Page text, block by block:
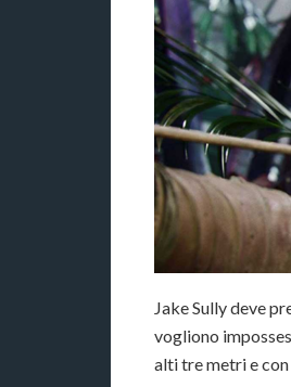
Jake Sully deve
vogliono
alti tre metri e